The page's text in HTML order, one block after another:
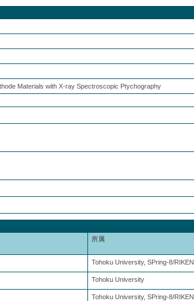
Materials with X-ray Spectroscopic Ptychography
所属
Tohoku University, SPring-8/RIKEN
Tohoku University
Tohoku University, SPring-8/RIKEN